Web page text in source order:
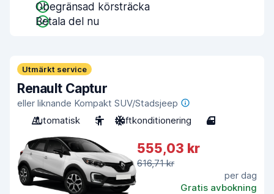
Obegränsad körsträcka
Betala del nu
Utmärkt service
Renault Captur
eller liknande Kompakt SUV/Stadsjeep
Automatisk
5 Luftkonditionering 4
555,03 kr
616,71 kr
per dag
Gratis avbokning